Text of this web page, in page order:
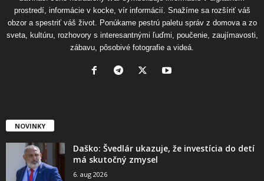
prostredí, informácie v kocke, vír informácií. Snažíme sa rozšíriť váš
obzor a spestriť váš život. Ponúkame pestrú paletu správ z domova a zo
sveta, kultúru, rozhovory s interesantnými ľuďmi, poučenie, zaujímavosti,
zábavu, pôsobivé fotografie a videá.
NOVINKY
Daško: Švedlár ukazuje, že investícia do detí
má skutočný zmysel
6. aug 2026